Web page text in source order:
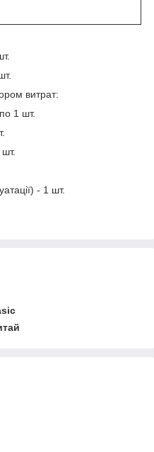
витрат:
1 шт.
- 1 шт.